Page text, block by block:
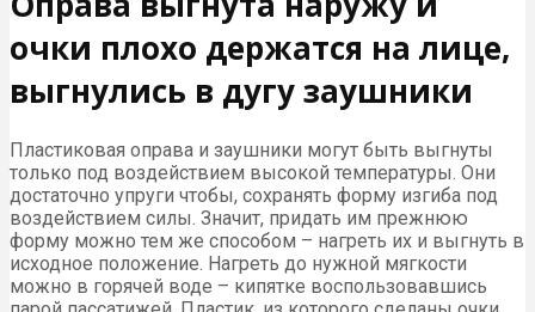
очки плохо держатся на лице,
выгнулись в дугу заушники
Пластиковая оправа и заушники могут быть выгнуты
только под воздействием высокой температуры. Они
достаточно упруги чтобы, сохранять форму изгиба под
воздействием силы. Значит, придать им прежнюю
форму можно тем же способом – нагреть их и выгнуть в
исходное положение. Нагреть до нужной мягкости
можно в горячей воде – кипятке воспользовавшись